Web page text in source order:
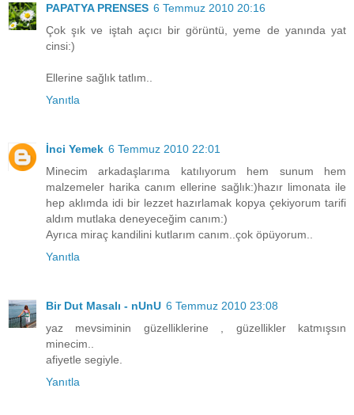
PAPATYA PRENSES 6 Temmuz 2010 20:16
Çok şık ve iştah açıcı bir görüntü, yeme de yanında yat
cinsi:)
Ellerine sağlık tatlım..
Yanıtla
İnci Yemek 6 Temmuz 2010 22:01
Minecim arkadaşlarıma katılıyorum hem sunum hem
malzemeler harika canım ellerine sağlık:)hazır limonata ile
hep aklımda idi bir lezzet hazırlamak kopya çekiyorum tarifi
aldım mutlaka deneyeceğim canım:)
Ayrıca miraç kandilini kutlarım canım..çok öpüyorum..
Yanıtla
Bir Dut Masalı - nUnU 6 Temmuz 2010 23:08
yaz mevsiminin güzelliklerine , güzellikler katmışsın
minecim..
afiyetle segiyle.
Yanıtla